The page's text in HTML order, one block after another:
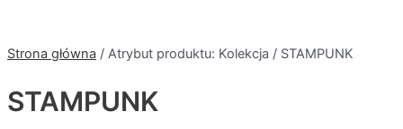
Strona główna / Atrybut produktu: Kolekcja / STAMPUNK
STAMPUNK